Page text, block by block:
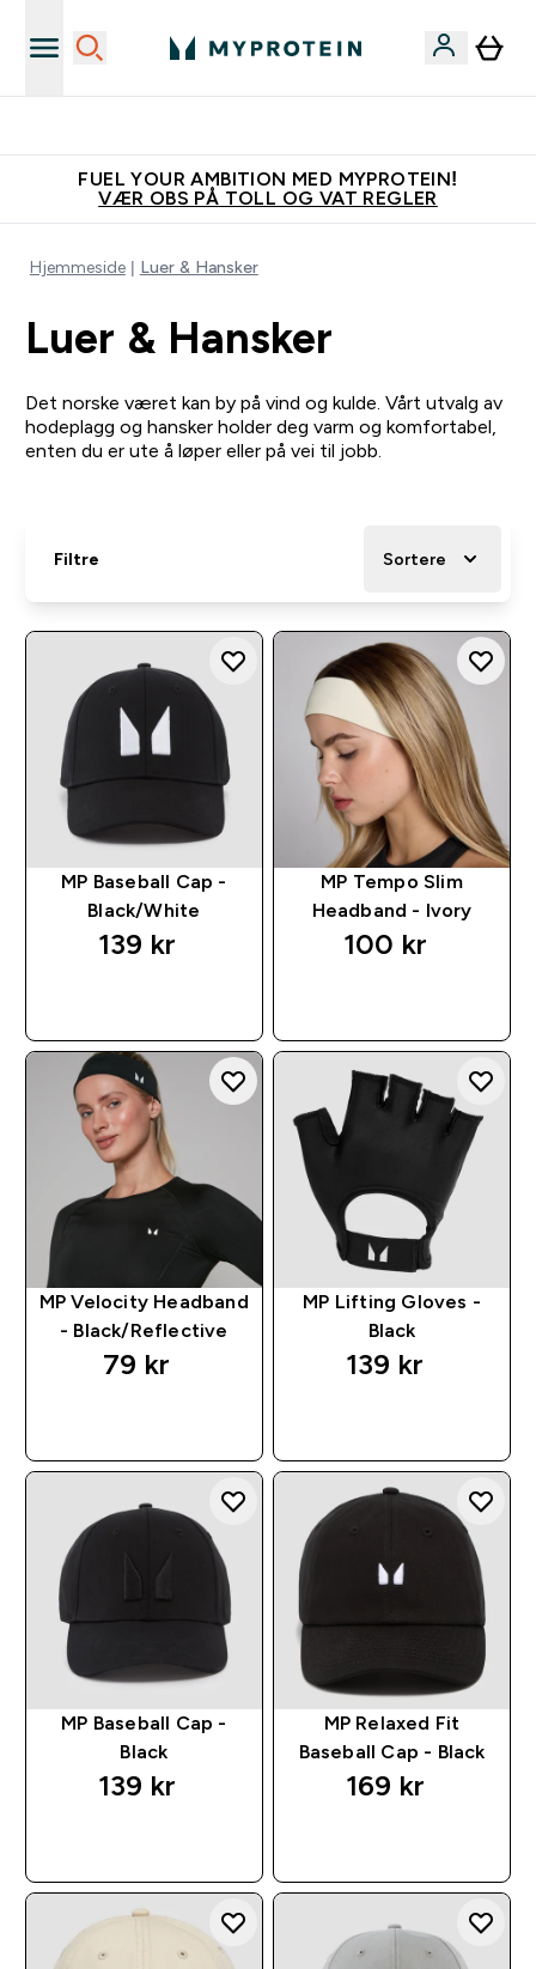
FUEL YOUR AMBITION MED MYPROTEIN!
VÆR OBS PÅ TOLL OG VAT REGLER
Hjemmeside Luer & Hansker
Luer & Hansker
Det norske været kan by på vind og kulde. Vårt utvalg av
hodeplagg og hansker holder deg varm og komfortabel,
enten du er ute å løper eller på vei til jobb.
Filtre Sortere
MP Baseball Cap -
Black/White
139 kr‎
MP Tempo Slim
Headband - Ivory
100 kr‎
MP Velocity Headband
- Black/Reflective
79 kr‎
MP Lifting Gloves -
Black
139 kr‎
MP Baseball Cap -
Black
139 kr‎
MP Relaxed Fit
Baseball Cap - Black
169 kr‎